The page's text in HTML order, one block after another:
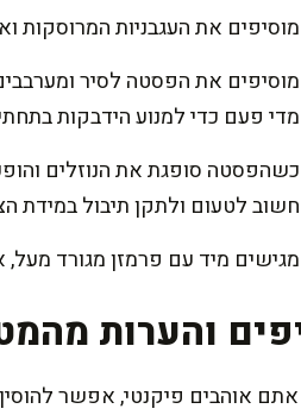
מוסיפים את העגבניות המרוסקות
מדי פעם כדי למנוע הידבקות
כשהפסטה סופגת את הנוזלים
חשוב לטעום ולתקן תיבול במידת
מגישים מיד עם פרמזן מגורד
והערות
אוהבים פיקנטי, אפשר